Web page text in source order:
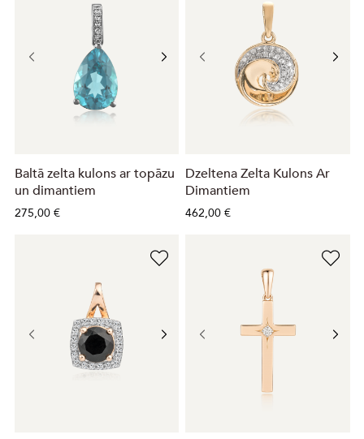
Baltā zelta kulons ar topāzu
un dimantiem
275,00 €
Dzeltena Zelta Kulons Ar
Dimantiem
462,00 €